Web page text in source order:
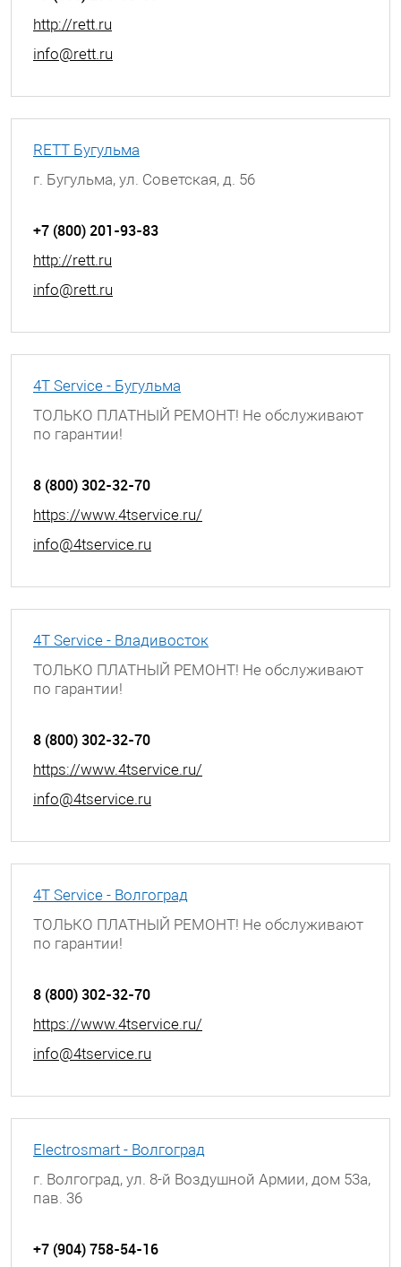
http://rett.ru
info@rett.ru
RETT Бугульма
г. Бугульма, ул. Советская, д. 56
+7 (800) 201-93-83
http://rett.ru
info@rett.ru
4T Service - Бугульма
ТОЛЬКО ПЛАТНЫЙ РЕМОНТ! Не обслуживают
по гарантии!
8 (800) 302-32-70
https://www.4tservice.ru/
info@4tservice.ru
4T Service - Владивосток
ТОЛЬКО ПЛАТНЫЙ РЕМОНТ! Не обслуживают
по гарантии!
8 (800) 302-32-70
https://www.4tservice.ru/
info@4tservice.ru
4T Service - Волгоград
ТОЛЬКО ПЛАТНЫЙ РЕМОНТ! Не обслуживают
по гарантии!
8 (800) 302-32-70
https://www.4tservice.ru/
info@4tservice.ru
Electrosmart - Волгоград
г. Волгоград, ул. 8-й Воздушной Армии, дом 53а,
пав. 36
+7 (904) 758-54-16